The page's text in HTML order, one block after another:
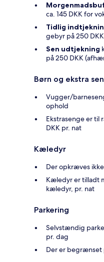
ca. 145 DKK for
Tidlig
gebyr på 250
Sen udtjekning
på 250 DKK
Børn og ekstra
Vugger/
ophold
Ekstrasenge er til
DKK pr. nat
Kæledyr
Der opkræves
Kæledyr er tilladt
kæledyr, pr. nat
Parkering
Selvstændig
pr. dag
Der er begrænset